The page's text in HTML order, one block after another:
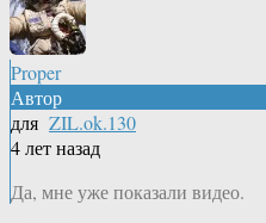
Proper
Автор
для ZIL.ok.130
4 лет назад
Да, мне уже показали видео.